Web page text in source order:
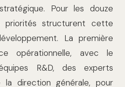
Pour les douze
priorités structurent cette
La première
opérationnelle, avec le
R&D, des experts
direction générale, pour